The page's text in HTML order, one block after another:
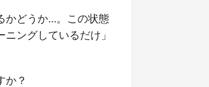
かどうか…。この状態
ングしているだけ」
か？